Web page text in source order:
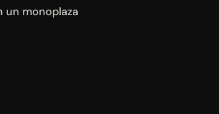
un monoplaza